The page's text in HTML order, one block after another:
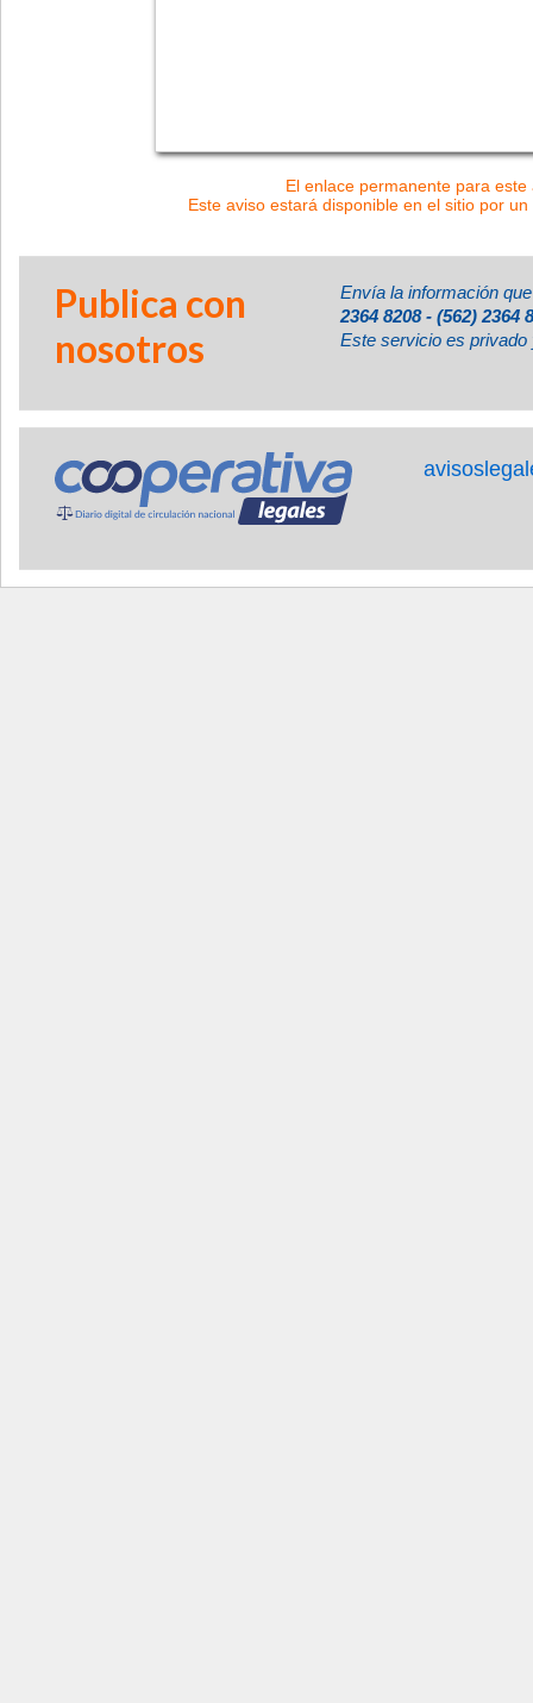
El enlace permanente para
Este aviso estará disponible en el sitio por
Publica con
nosotros
Envía la información
2364 8208 - (562) 2364
Este servicio es privado